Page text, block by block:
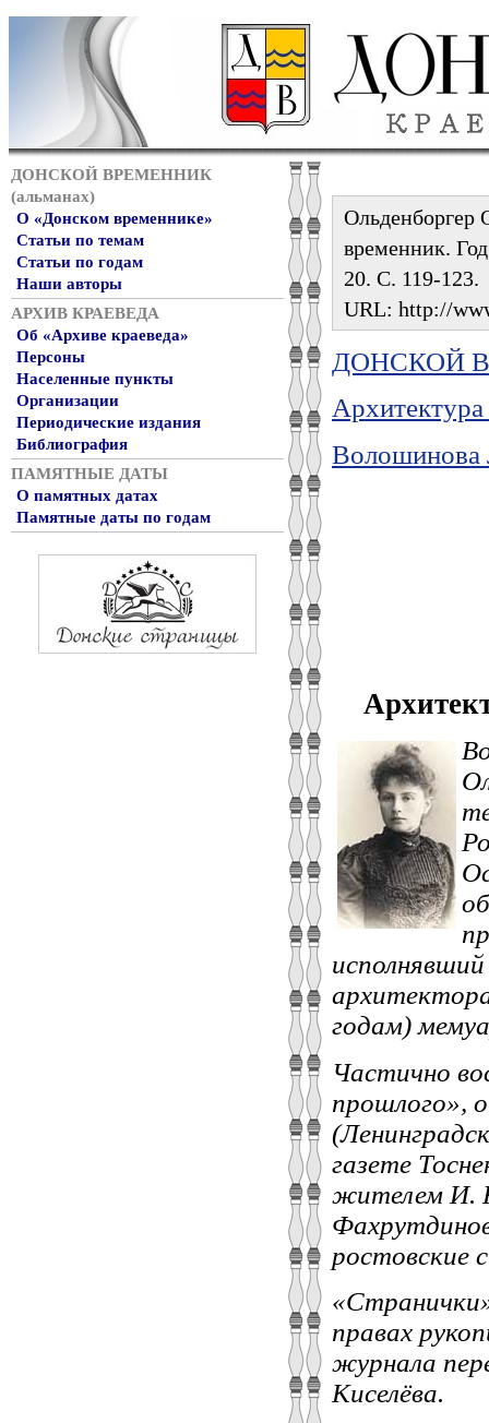
ДОНСКОЙ ВРЕМЕННИК
(альманах)
О «Донском временнике»
Статьи по темам
Статьи по годам
Наши авторы
АРХИВ КРАЕВЕДА
Об «Архиве краеведа»
Персоны
Населенные пункты
Организации
Периодические издания
Библиография
ПАМЯТНЫЕ ДАТЫ
О памятных датах
Памятные даты по годам
Ольденборгер
временник.
20. С. 119-123.
URL: http://
ДОНСКОЙ
Волошинова
годам)
Частично
прошлого»,
газете
жителем И.
ростовские
правах
журнала
Киселёва.